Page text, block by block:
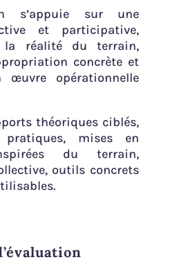
s’appuie sur une
et participative,
la réalité du terrain,
concrète et
œuvre opérationnelle
théoriques ciblés,
pratiques, mises en
du terrain,
outils concrets